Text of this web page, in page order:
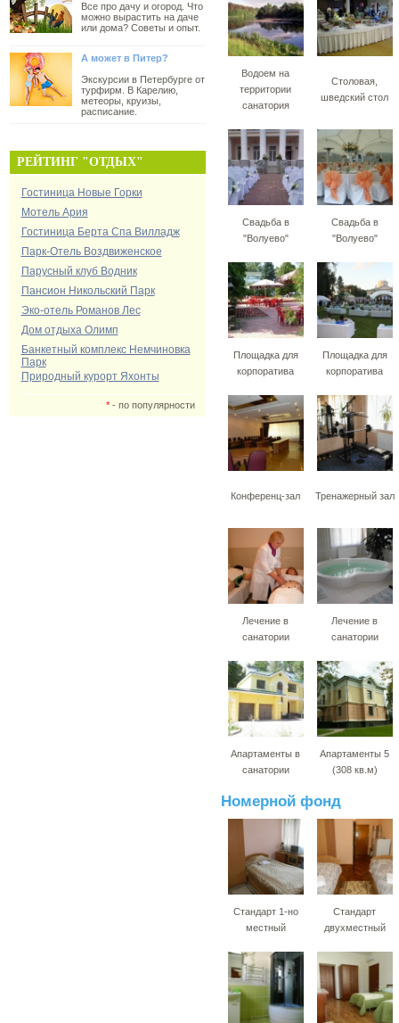
Все про дачу и огород. Что
можно вырастить на даче
или дома? Советы и опыт.
А может в Питер?
Экскурсии в Петербурге от
турфирм. В Карелию,
метеоры, круизы,
расписание.
РЕЙТИНГ "ОТДЫХ"
Гостиница Новые Горки
Мотель Ария
Гостиница Берта Спа Вилладж
Парк-Отель Воздвиженское
Парусный клуб Водник
Пансион Никольский Парк
Эко-отель Романов Лес
Дом отдыха Олимп
Банкетный комплекс Немчиновка
Парк
Природный курорт Яхонты
*- по популярности
Водоем на
территории
санатория
Столовая,
шведский стол
Свадьба в
"Волуево"
Свадьба в
"Волуево"
Площадка для
корпоратива
Площадка для
корпоратива
Конференц-зал Тренажерный зал
Лечение в
санатории
Лечение в
санатории
Апартаменты в
санатории
Апартаменты 5
(308 кв.м)
Номерной фонд
Стандарт 1-но
местный
Стандарт
двухместный